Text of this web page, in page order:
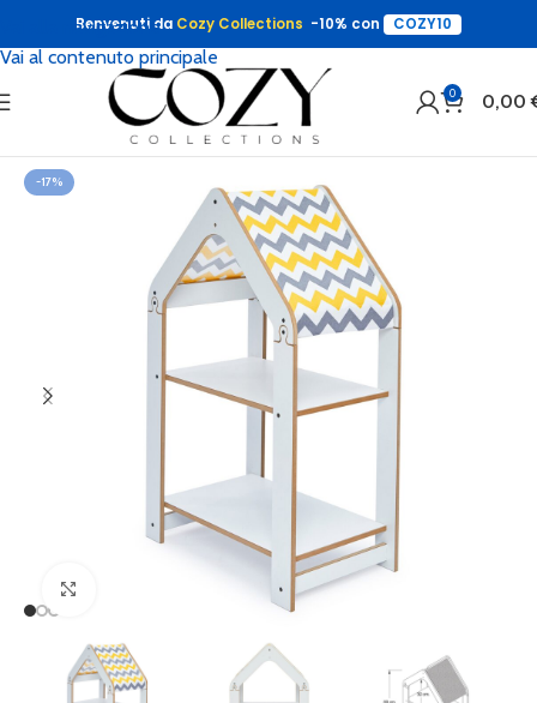
Vai alla navigazione
Vai al contenuto principale
Benvenuti da Cozy Collections -10% con COZY10
0 0,00
-17%